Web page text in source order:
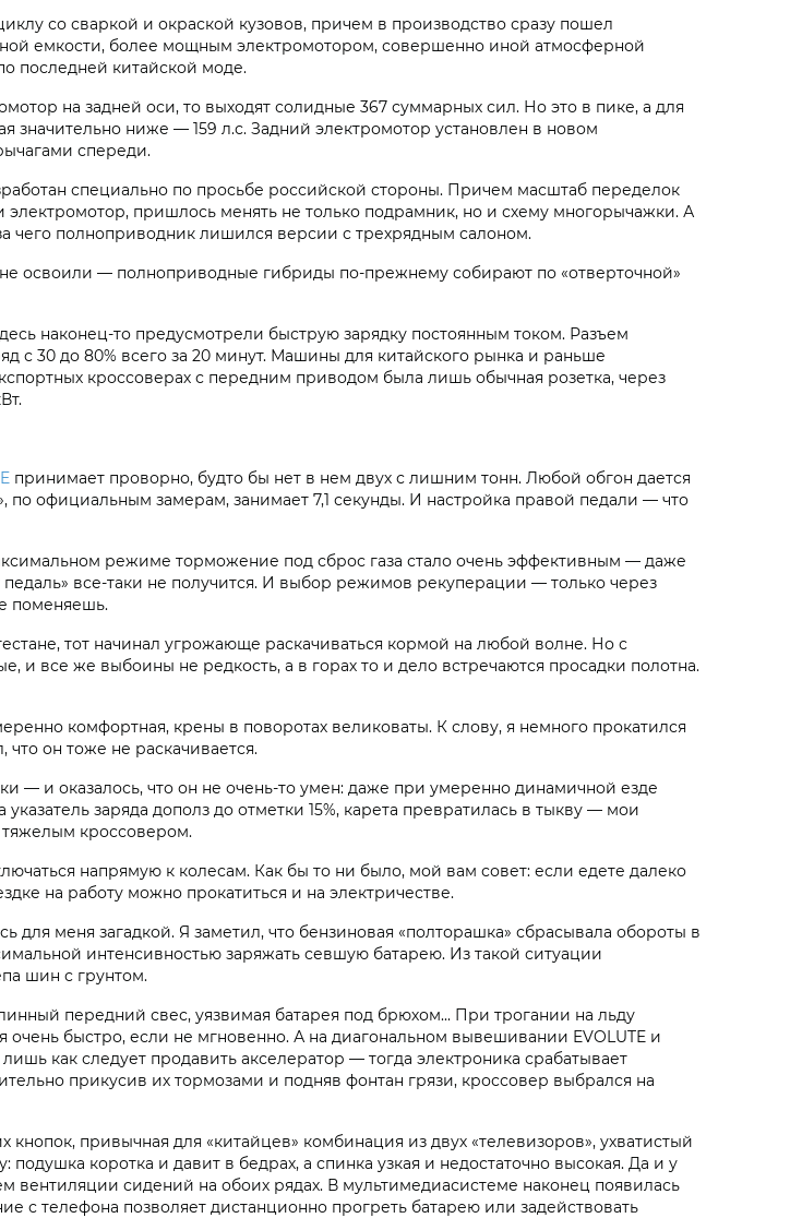
со сваркой и окраской кузовов, причем в производство сразу пошел
емкости, более мощным электромотором, совершенно иной атмосферной
последней китайской моде.
на задней оси, то выходят солидные 367 суммарных сил. Но это в пике, а для
значительно ниже — 159 л.с. Задний электромотор установлен в новом
спереди.
специально по просьбе российской стороны. Причем масштаб переделок
электромотор, пришлось менять не только подрамник, но и схему многорычажки. А
чего полноприводник лишился версии с трехрядным салоном.
освоили — полноприводные гибриды по-прежнему собирают по «отверточной»
наконец-то предусмотрели быструю зарядку постоянным током. Разъем
с 30 до 80% всего за 20 минут. Машины для китайского рынка и раньше
кроссоверах с передним приводом была лишь обычная розетка, через
принимает проворно, будто бы нет в нем двух с лишним тонн. Любой обгон дается
по официальным замерам, занимает 7,1 секунды. И настройка правой педали — что
режиме торможение под сброс газа стало очень эффективным — даже
все-таки не получится. И выбор режимов рекуперации — только через
поменяешь.
тот начинал угрожающе раскачиваться кормой на любой волне. Но с
все же выбоины не редкость, а в горах то и дело встречаются просадки полотна.
комфортная, крены в поворотах великоваты. К слову, я немного прокатился
он тоже не раскачивается.
— и оказалось, что он не очень-то умен: даже при умеренно динамичной езде
заряда дополз до отметки 15%, карета превратилась в тыкву — мои
тяжелым кроссовером.
напрямую к колесам. Как бы то ни было, мой вам совет: если едете далеко
на работу можно прокатиться и на электричестве.
для меня загадкой. Я заметил, что бензиновая «полторашка» сбрасывала обороты в
интенсивностью заряжать севшую батарею. Из такой ситуации
шин с грунтом.
передний свес, уязвимая батарея под брюхом... При трогании на льду
очень быстро, если не мгновенно. А на диагональном вывешивании EVOLUTE и
как следует продавить акселератор — тогда электроника срабатывает
прикусив их тормозами и подняв фонтан грязи, кроссовер выбрался на
привычная для «китайцев» комбинация из двух «телевизоров», ухватистый
коротка и давит в бедрах, а спинка узкая и недостаточно высокая. Да и у
вентиляции сидений на обоих рядах. В мультимедиасистеме наконец появилась
телефона позволяет дистанционно прогреть батарею или задействовать